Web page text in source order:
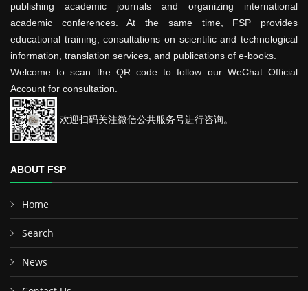
publishing academic journals and organizing international
academic conferences. At the same time, FSP provides
educational training, consultations on scientific and technological
information, translation services, and publications of e-books.
Welcome to scan the QR code to follow our WeChat Official
Account for consultation.
欢迎扫码关注微信公共服务号进行咨询。
ABOUT FSP
Home
Search
News